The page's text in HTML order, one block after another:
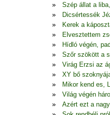
Szép állat a
Dicsértessék
Kerek a
Elvesztettem
Hídló végén,
Szőr szökött a
Virág Erzsi az
XY bő
Mikor kend es,
Világ végén
Azért ezt a